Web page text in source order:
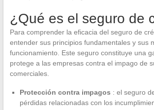
¿Qué es el seguro de
Para comprender la eficacia del seguro de
entender sus principios fundamentales y sus
funcionamiento. Este seguro constituye una
protege a las empresas contra el impago de
comerciales.
Protección contra impagos : el seguro
pérdidas relacionadas con los